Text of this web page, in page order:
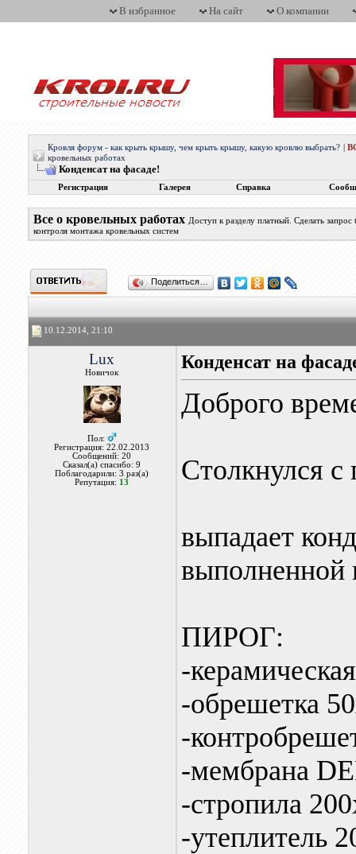
В избранное На сайт О компании
Кровля форум - как крыть крышу, чем крыть крышу, какую кровлю выбрать?
кровельных работах
Конденсат на фасаде!
Регистрация Галерея Справка
Все о кровельных работах Доступ к разделу платный. Сделать
контроля монтажа кровельных систем
Поделиться…
10.12.2014, 21:10
Lux
Новичок
Пол:
Регистрация: 22.02.2013
Сообщений: 20
Сказал(а) спасибо: 9
Поблагодарили: 3 раз(а)
Репутация: 13
Конденсат на
Доброго
Столкнулся
выпадает
выполненной
ПИРОГ:
-
-обрешетка
-
-мембрана
-стропила
-утеплитель